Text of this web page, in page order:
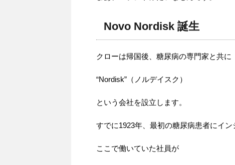
Novo Nordisk 誕生
クローは帰国後、糖尿病の専門家と共に
“Nordisk”（ノルデイスク）
という会社を設立します。
すでに1923年、最初の糖尿病患者にイン
ここで働いていた社員が